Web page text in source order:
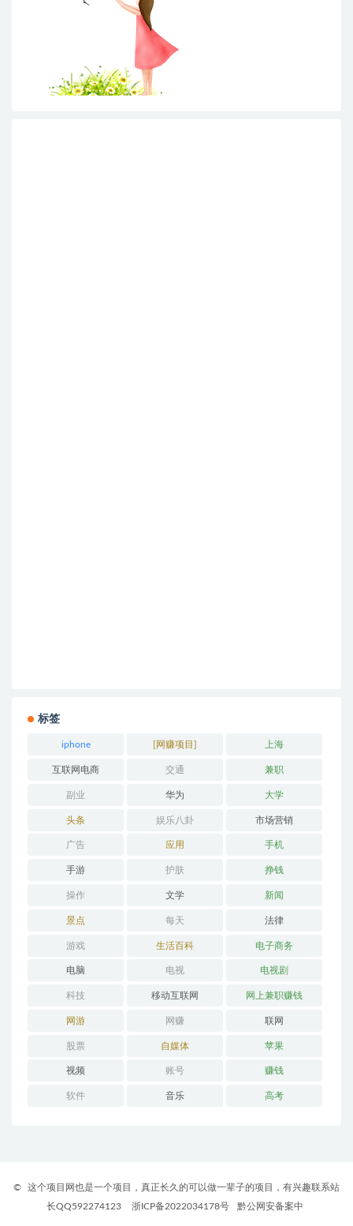
标签
iphone [网赚项目] 上海
互联网电商 交通 兼职
副业 华为 大学
头条 娱乐八卦 市场营销
广告 应用 手机
手游 护肤 挣钱
操作 文学 新闻
景点 每天 法律
游戏 生活百科 电子商务
电脑 电视 电视剧
科技 移动互联网 网上兼职赚钱
网游 网赚 联网
股票 自媒体 苹果
视频 账号 赚钱
软件 音乐 高考
©
这个项目网也是一个项目，真正长久的可以做一辈子的项目，有兴趣联系站
长QQ592274123
浙ICP备2022034178号 黔公网安备案中